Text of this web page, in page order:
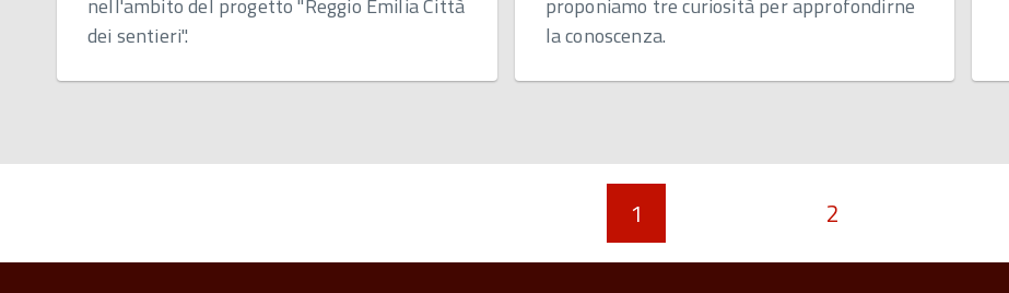
nell'ambito del progetto "Reggio Emilia Città
dei sentieri".
proponiamo tre curiosità per approfondirne
la conoscenza.
1 2